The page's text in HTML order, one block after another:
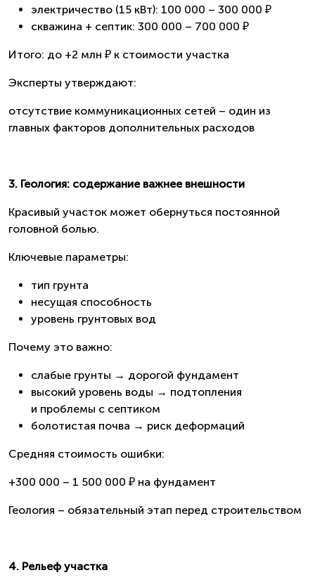
электричество (15 кВт): 100 000 – 300 000 ₽
скважина + септик: 300 000 – 700 000 ₽
Итого: до +2 млн ₽ к стоимости участка
Эксперты утверждают:
отсутствие коммуникационных сетей – один из
главных факторов дополнительных расходов
3. Геология: содержание важнее внешности
Красивый участок может обернуться постоянной
головной болью.
Ключевые параметры:
тип грунта
несущая способность
уровень грунтовых вод
Почему это важно:
слабые грунты → дорогой фундамент
высокий уровень воды → подтопления
и проблемы с септиком
болотистая почва → риск деформаций
Средняя стоимость ошибки:
+300 000 – 1 500 000 ₽ на фундамент
Геология – обязательный этап перед строительством
4. Рельеф участка